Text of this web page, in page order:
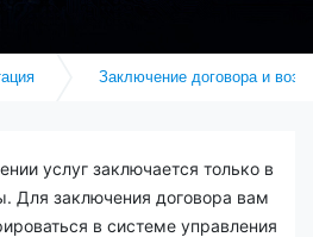
Заключение договора и
услуг заключается только в
Для заключения договора вам
в системе управления